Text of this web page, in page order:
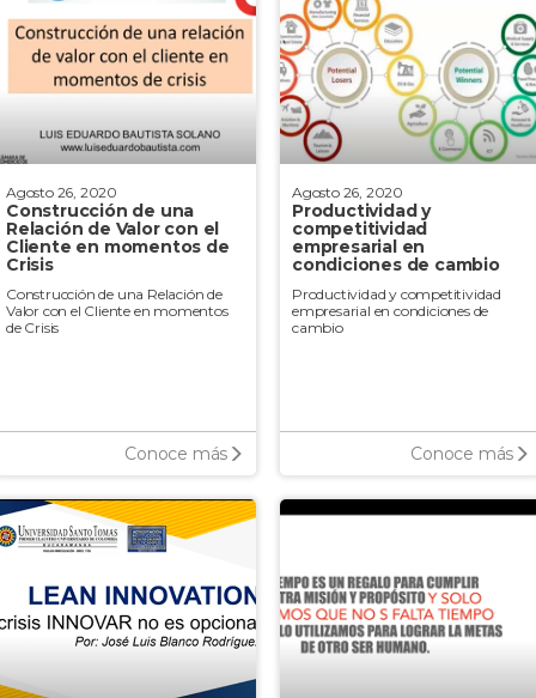
Agosto 26, 2020
Construcción de una
Relación de Valor con el
Cliente en momentos de
Crisis
Construcción de una Relación de
Valor con el Cliente en momentos
de Crisis
Conoce más
Agosto 26, 2020
Productividad y
competitividad
empresarial en
condiciones de cambio
Productividad y competitividad
empresarial en condiciones de
cambio
Conoce más